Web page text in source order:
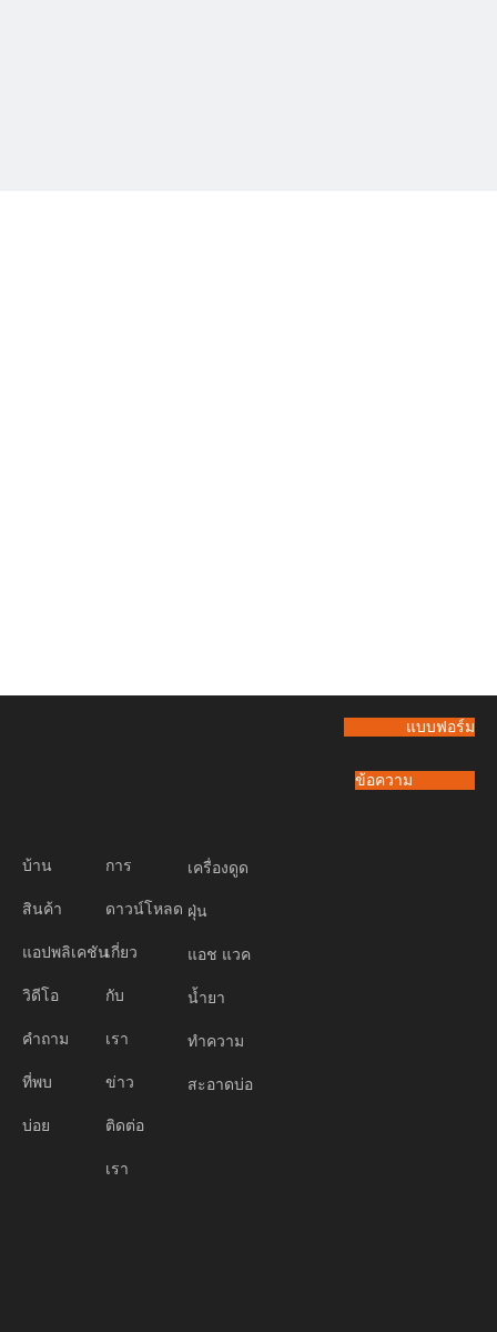
แบบฟอร์ม
ข้อความ
บ้าน
สินค้า
แอปพลิเคชัน
วิดีโอ
คำถาม
ที่พบ
บ่อย
การ
ดาวน์โหลด
เกี่ยว
กับ
เรา
ข่าว
ติดต่อ
เรา
เครื่องดูด
ฝุ่น
แอช แวค
น้ำยา
ทำความ
สะอาดบ่อ